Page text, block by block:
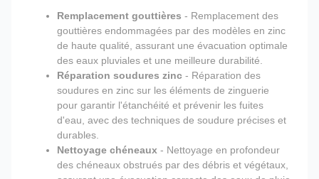
Remplacement gouttières - Remplacement des
gouttières endommagées par des modèles en zinc
de haute qualité, assurant une évacuation optimale
des eaux pluviales et une meilleure durabilité.
Réparation soudures zinc - Réparation des
soudures en zinc sur les éléments de zinguerie
pour garantir l'étanchéité et prévenir les fuites
d'eau, avec des techniques de soudure précises et
durables.
Nettoyage chéneaux - Nettoyage en profondeur
des chéneaux obstrués par des débris et végétaux,